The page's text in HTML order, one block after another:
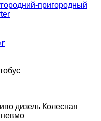
пригородный
дизель Колесная